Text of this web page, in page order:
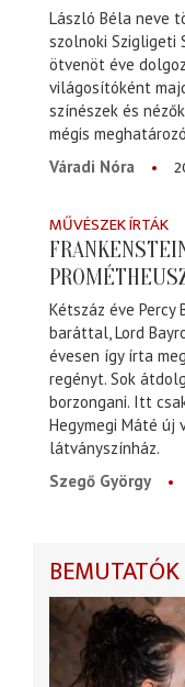
László Béla neve
szolnoki Szigligeti
ötvenöt éve
világosítóként
színészek és
mégis
Váradi Nóra
MŰVÉSZEK ÍRTÁK
Kétszáz éve Percy
baráttal, Lord
évesen így írta
regényt. Sok
borzongani. Itt
Hegymegi Máté új
látványszínház.
Szegő György